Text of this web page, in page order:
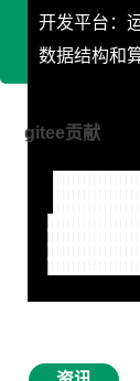
开发平台：
数据结构和
gitee贡献